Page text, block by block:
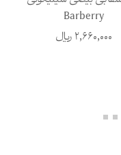
Graphit
2,660,000ریال